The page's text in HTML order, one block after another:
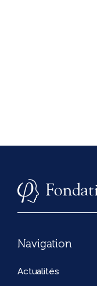
Navigation
Actualités